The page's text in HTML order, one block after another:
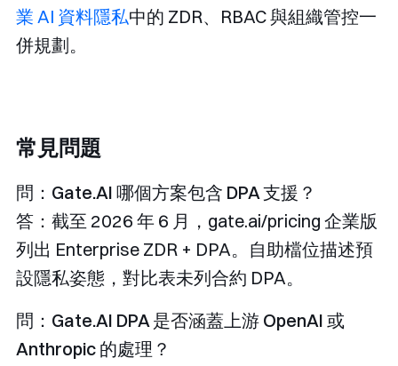
業 AI 資料隱私中的 ZDR、RBAC 與組織管控一
併規劃。
常見問題
問：Gate.AI 哪個方案包含 DPA 支援？
答：截至 2026 年 6 月，gate.ai/pricing 企業版
列出 Enterprise ZDR + DPA。自助檔位描述預
設隱私姿態，對比表未列合約 DPA。
問：Gate.AI DPA 是否涵蓋上游 OpenAI 或
Anthropic 的處理？